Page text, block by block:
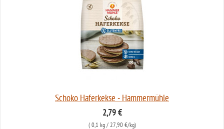
Schoko Haferkekse - Hammermühle
2,79 €
( 0,1 kg/ 27,90 €/kg)